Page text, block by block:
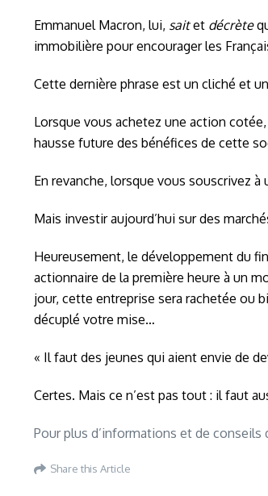
Emmanuel Macron, lui, saitet décrète
immobilière pour encourager les
Cette dernière phrase est un cliché et
Lorsque vous achetez une action
hausse future des bénéfices de cette
En revanche, lorsque vous souscrivez
Mais investir aujourd’hui sur des
Heureusement, le développement du
actionnaire de la première heure à un
jour, cette entreprise sera rachetée ou
décuplé votre mise…
« Il faut des jeunes qui aient envie de
Certes. Mais ce n’est pas tout : il faut
Pour plus d’informations et de conseils
Share this Article